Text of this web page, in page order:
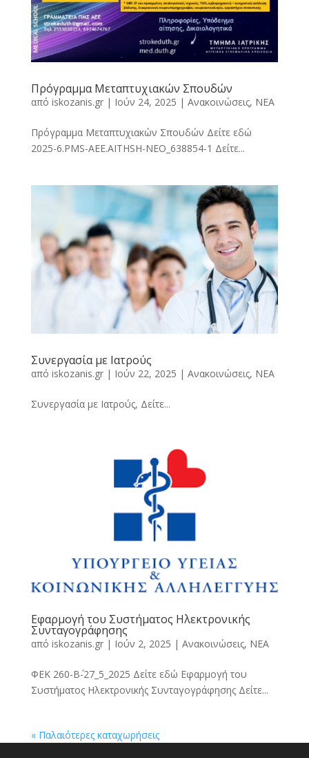
Πρόγραμμα Μεταπτυχιακών Σπουδών
από iskozanis.gr| Ιούν 24, 2025 | Ανακοινώσεις, ΝΕΑ
Πρόγραμμα Μεταπτυχιακών Σπουδών Δείτε εδώ
2025-6.PMS-AEE.AITHSH-ΝΕΟ_638854-1 Δείτε...
Συνεργασία με Ιατρούς
από iskozanis.gr| Ιούν 22, 2025 | Ανακοινώσεις, ΝΕΑ
Συνεργασία με Ιατρούς, Δείτε...
Εφαρμογή του Συστήματος Ηλεκτρονικής
Συνταγογράφησης
από iskozanis.gr| Ιούν 2, 2025 | Ανακοινώσεις, ΝΕΑ
ΦΕΚ 260-Β΄-27_5_2025 Δείτε εδώ Εφαρμογή του
Συστήματος Ηλεκτρονικής Συνταγογράφησης Δείτε...
« Παλαιότερες καταχωρήσεις